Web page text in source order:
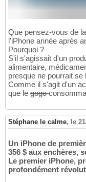
Que pensez-vous de
l'iPhone année après
Pourquoi ?
S'il s'agissait d'un
alimentaire,
presque ne pourrait se
Comme il s'agit d'un
que le gogo
Stéphane le calme, le
Un iPhone de
356 $ aux enchères,
Le premier iPhone,
profondément